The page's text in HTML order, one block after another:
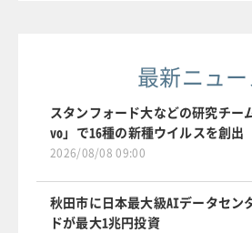
最新ニュ
スタンフォード大などの研究チー
vo」で16種の新種ウイルスを創出
2026/08/08 09:00
秋田市に日本最大級AIデータセン
ドが最大1兆円投資